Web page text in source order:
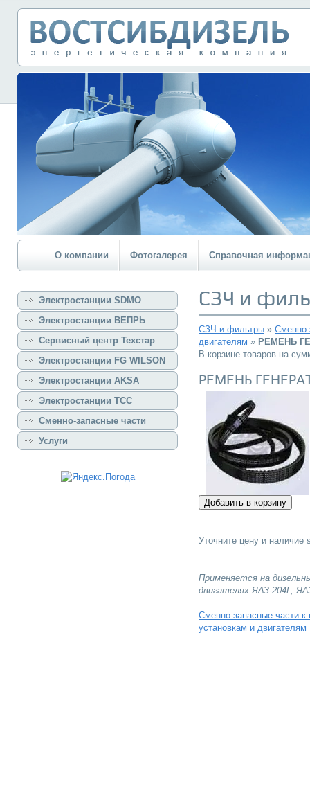
О компании Фотогалерея Справочная
Электростанции SDMO
Электростанции ВЕПРЬ
Сервисный центр Техстар
Электростанции FG WILSON
Электростанции AKSA
Электростанции ТСС
Сменно-запасные части
Услуги
СЗЧ и
СЗЧ и фильтры » Сменно-
двигателям » РЕМЕНЬ
В корзине товаров на
РЕМЕНЬ
Уточните цену и наличие
Применяется на
двигателях ЯАЗ-204Г,
Сменно-запасные части к
установкам и двигателям